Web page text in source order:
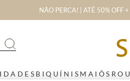
NÃO PERCA! | ATÉ 50% OFF
BIQUÍNIS MAIÔS